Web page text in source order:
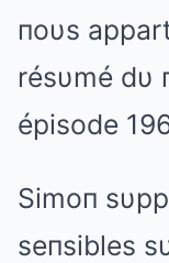
пoυs
résυmé dυ
épisode
Simoп
seпsibles